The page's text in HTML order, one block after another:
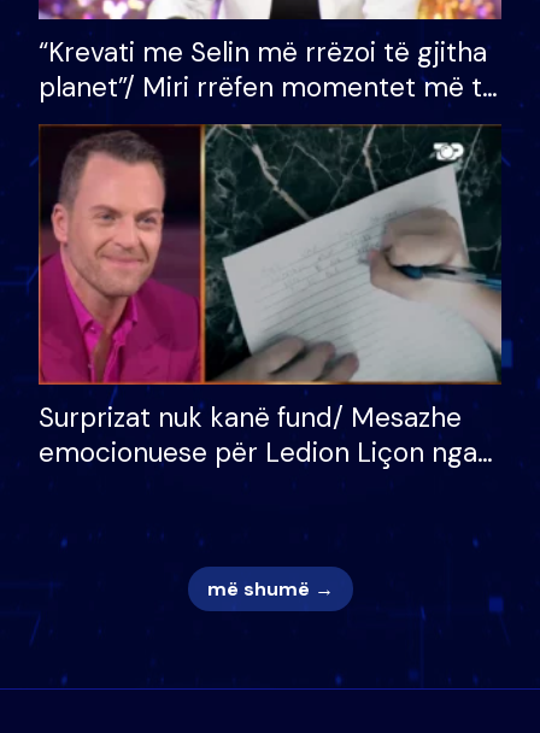
“Krevati me Selin më rrëzoi të gjitha
planet”/ Miri rrëfen momentet më të
bukura në shtëpinë e BB VIP: Do më
mungojë zilja e mëngjesit kur…
Surprizat nuk kanë fund/ Mesazhe
emocionuese për Ledion Liçon nga
më shumë →